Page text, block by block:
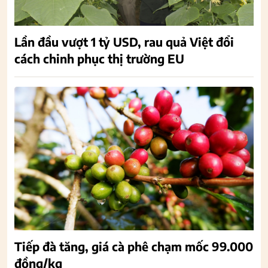
Lần đầu vượt 1 tỷ USD, rau quả Việt đổi
cách chinh phục thị trường EU
Tiếp đà tăng, giá cà phê chạm mốc 99.000
đồng/kg